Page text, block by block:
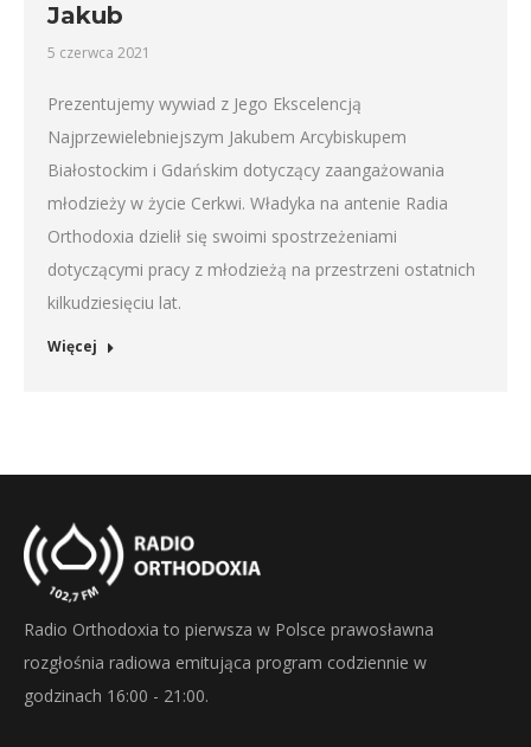
Jakub
5 czerwca 2021
Prezentujemy wywiad z Jego Ekscelencją
Najprzewielebniejszym Jakubem Arcybiskupem
Białostockim i Gdańskim dotyczący zaangażowania
młodzieży w życie Cerkwi. Władyka na antenie Radia
Orthodoxia dzielił się swoimi spostrzeżeniami
dotyczącymi pracy z młodzieżą na przestrzeni ostatnich
kilkudziesięciu lat.
Więcej
Radio Orthodoxia to pierwsza w Polsce prawosławna
rozgłośnia radiowa emitująca program codziennie w
godzinach 16:00 - 21:00.